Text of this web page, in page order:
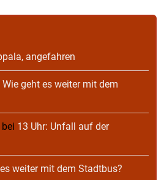
angefahren
Wie geht es weiter mit dem
bei 13 Uhr: Unfall auf der
weiter mit dem Stadtbus?